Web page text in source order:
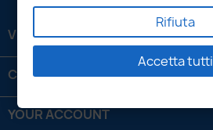
VENEZIANI LUIGI SRL
CONTATTACI
YOUR ACCOUNT
Rifiuta
Accetta tutti